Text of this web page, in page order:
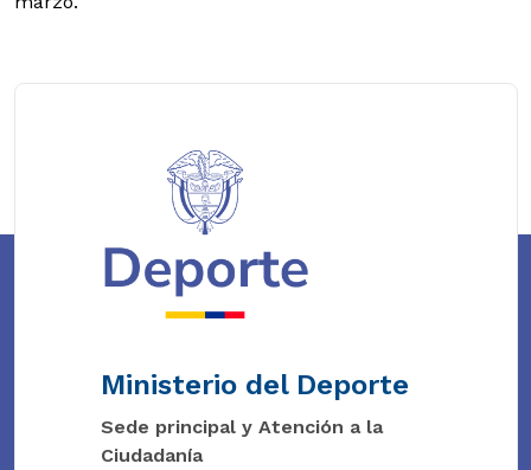
Ministerio del Deporte
Sede principal y Atención a la
Ciudadanía